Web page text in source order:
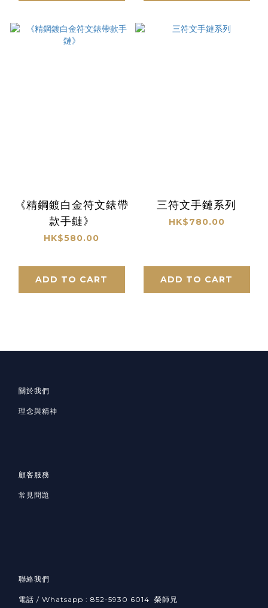
《精鋼鍍白金符文錶帶
款手鏈》
HK$580.00
ADD TO CART
三符文手鏈系列
HK$780.00
ADD TO CART
關於我們
理念與精神
顧客服務
常見問題
聯絡我們
電話 / Whatsapp : 852-5930 6014 榮師兄